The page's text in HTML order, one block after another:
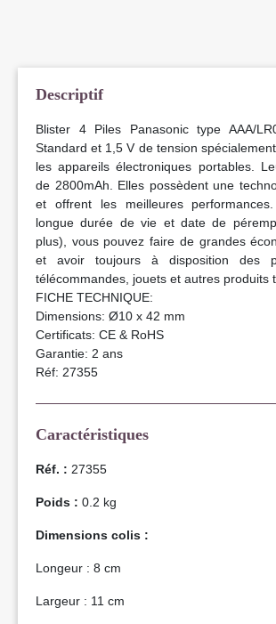
Descriptif
Blister 4 Piles Panasonic type AAA/
Standard et 1,5 V de tension
les appareils électroniques portables.
de 2800mAh. Elles possèdent une
et offrent les meilleures
longue durée de vie et date de
plus), vous pouvez faire de grandes
et avoir toujours à disposition des
télécommandes, jouets et autres produits
FICHE TECHNIQUE:
Dimensions: Ø10 x 42 mm
Certificats: CE & RoHS
Garantie: 2 ans
Réf: 27355
Caractéristiques
Réf. : 27355
Poids : 0.2 kg
Dimensions colis :
Longeur : 8 cm
Largeur : 11 cm